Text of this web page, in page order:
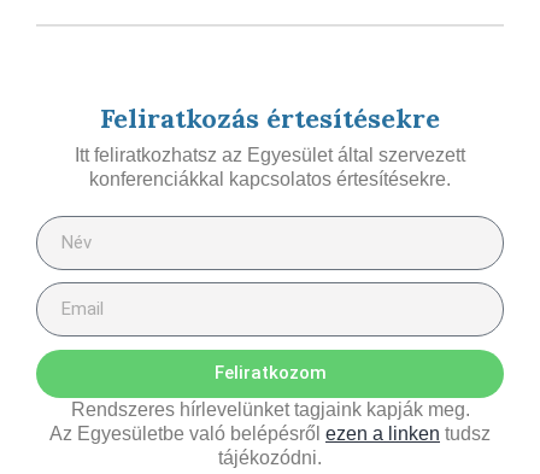
Feliratkozás értesítésekre
Itt feliratkozhatsz az Egyesület által szervezett
konferenciákkal kapcsolatos értesítésekre.
Feliratkozom
Rendszeres hírlevelünket tagjaink kapják meg.
Az Egyesületbe való belépésről ezen a linken tudsz
tájékozódni.